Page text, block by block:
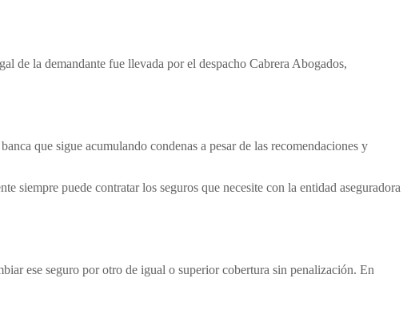
de la demandante fue llevada por el despacho Cabrera Abogados,
que sigue acumulando condenas a pesar de las recomendaciones y
siempre puede contratar los seguros que necesite con la entidad aseguradora
ese seguro por otro de igual o superior cobertura sin penalización. En